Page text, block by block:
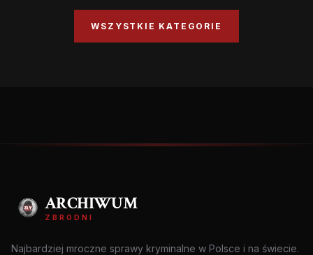
WSZYSTKIE KATEGORIE
ARCHIWUM
ZBRODNI
Najbardziej mroczne sprawy kryminalne w Polsce i na świecie.